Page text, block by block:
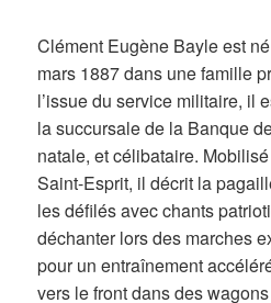
Clément Eugène Bayle est
mars 1887 dans une famille
l’issue du service militaire, il
la succursale de la Banque
natale, et célibataire.
Saint-Esprit, il décrit la
les défilés avec chants
déchanter lors des marches
pour un entraînement
vers le front dans des